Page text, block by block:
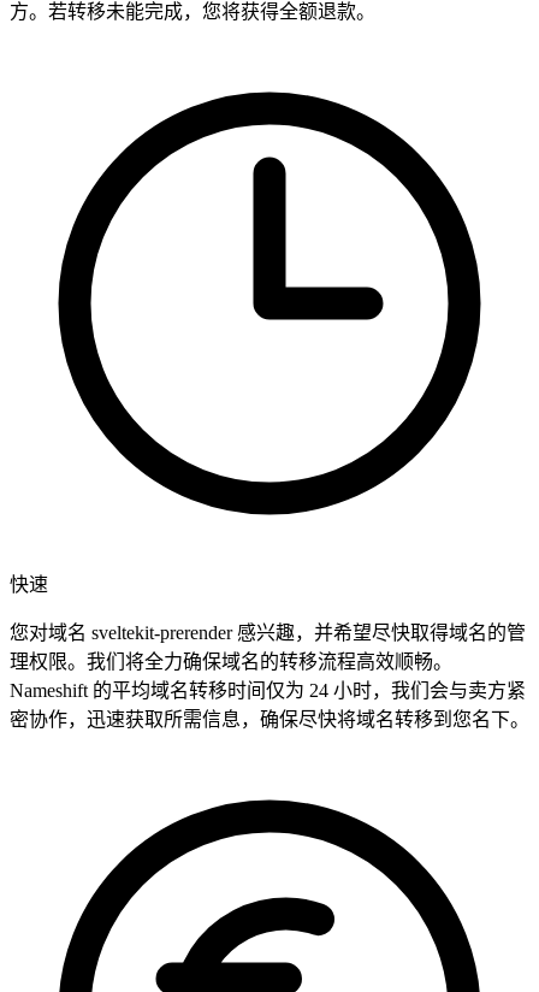
方。若转移未能完成，您将获得全额退款。
快速
您对域名 sveltekit-prerender 感兴趣，并希望尽快取得域名的管
理权限。我们将全力确保域名的转移流程高效顺畅。
Nameshift 的平均域名转移时间仅为 24 小时，我们会与卖方紧
密协作，迅速获取所需信息，确保尽快将域名转移到您名下。